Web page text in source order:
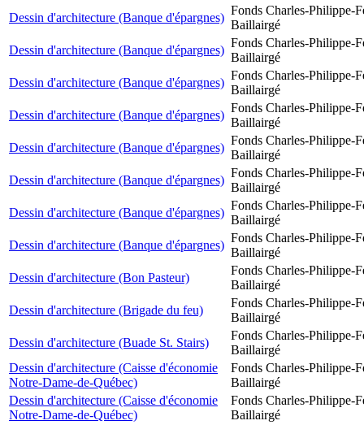
Dessin d'architecture (Banque d'épargnes)
Fonds Charles-Philippe-
Baillairgé
Dessin d'architecture (Banque d'épargnes)
Fonds Charles-Philippe-
Baillairgé
Dessin d'architecture (Banque d'épargnes)
Fonds Charles-Philippe-
Baillairgé
Dessin d'architecture (Banque d'épargnes)
Fonds Charles-Philippe-
Baillairgé
Dessin d'architecture (Banque d'épargnes)
Fonds Charles-Philippe-
Baillairgé
Dessin d'architecture (Banque d'épargnes)
Fonds Charles-Philippe-
Baillairgé
Dessin d'architecture (Banque d'épargnes)
Fonds Charles-Philippe-
Baillairgé
Dessin d'architecture (Banque d'épargnes)
Fonds Charles-Philippe-
Baillairgé
Dessin d'architecture (Bon Pasteur)
Fonds Charles-Philippe-
Baillairgé
Dessin d'architecture (Brigade du feu)
Fonds Charles-Philippe-
Baillairgé
Dessin d'architecture (Buade St. Stairs)
Fonds Charles-Philippe-
Baillairgé
Dessin d'architecture (Caisse d'économie
Notre-Dame-de-Québec)
Fonds Charles-Philippe-
Baillairgé
Dessin d'architecture (Caisse d'économie
Notre-Dame-de-Québec)
Fonds Charles-Philippe-
Baillairgé